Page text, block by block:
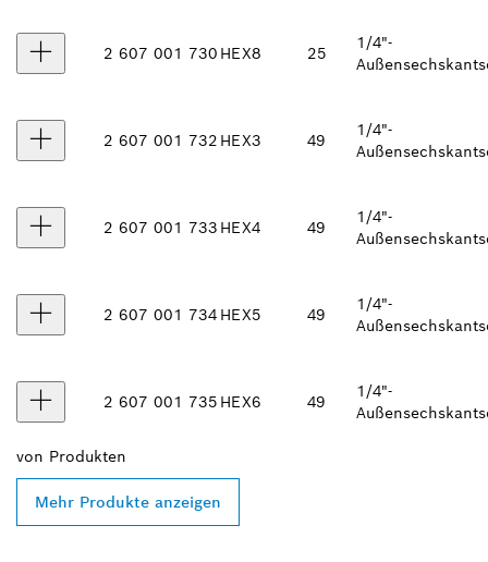
2 607 001 730 HEX8 25
1/4"-
2 607 001 732 HEX3 49
1/4"-
2 607 001 733 HEX4 49
1/4"-
2 607 001 734 HEX5 49
1/4"-
2 607 001 735 HEX6 49
1/4"-
von Produkten
Mehr Produkte anzeigen